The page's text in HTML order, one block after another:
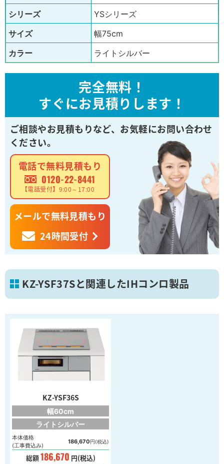
シリーズ
YSシリーズ
サイズ
幅75cm
カラー
ライトシルバー
完全無料！
すぐにお見積りします！
ご相談やお見積もりなど、 お気軽にお問い合わせ
ください。
電話で無料見積もり
0120-22-8441
【電話受付】9:00～17:00
メールで無料見積もり
24時間受付
KZ-YSF37Sと関連したIHコンロ製品
KZ-YSF36S
幅60cm
ライトシルバー
本体価格
(工事費込み)
186,670円(税込)
総額186,670 円(税込)